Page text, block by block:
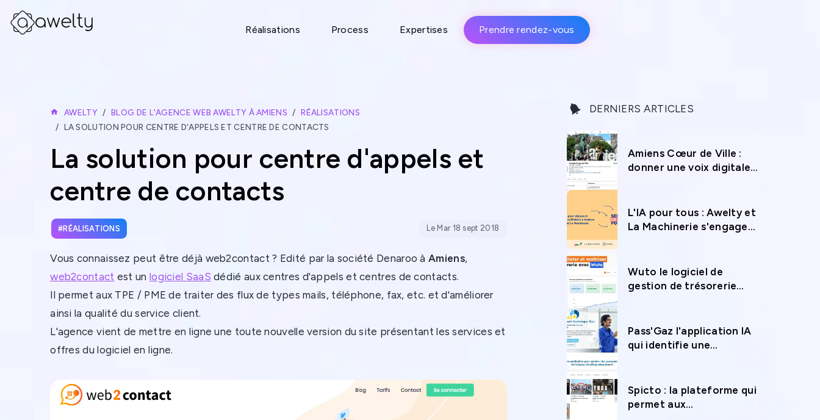
Réalisations Process Expertises Prendre rendez-vous
AWELTY BLOG DE L'AGENCE WEB AWELTY À AMIENS
RÉALISATIONS
LA SOLUTION POUR CENTRE D'APPELS ET CENTRE DE CONTACTS
La solution pour centre d'appels et
centre de contacts
Le Mar 18 sept 2018
RÉALISATIONS
Vous connaissez peut être déjà web2contact ? Edité par la société Denaroo àAmiens,
web2contact est un logiciel SaaS dédié aux centres d'appels et centres de contacts.
Il permet aux TPE / PME de traiter des flux de types mails, téléphone, fax, etc. et d'améliorer
ainsi la qualité du service client.
L'agence vient de mettre en ligne une toute nouvelle version du site présentant les services et
offres du logiciel en ligne.
DERNIERS ARTICLES
Amiens Cœur de Ville :
donner une voix digitale
L'IA pour tous : Awelty et
La Machinerie s'engagent
Wuto le logiciel de
gestion de trésorerie
entreprise
Pass'Gaz l'application IA
qui identifie une
Spicto : la plateforme qui
permet aux